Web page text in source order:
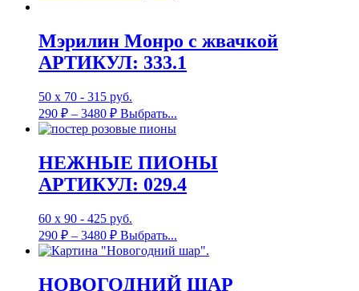
Мэрилин Монро с жвачкой
АРТИКУЛ: 333.1
50 х 70 - 315 руб.
290 ₽ – 3480 ₽ Выбрать...
НЕЖНЫЕ ПИОНЫ
АРТИКУЛ: 029.4
60 х 90 - 425 руб.
290 ₽ – 3480 ₽ Выбрать...
НОВОГОДНИЙ ШАР